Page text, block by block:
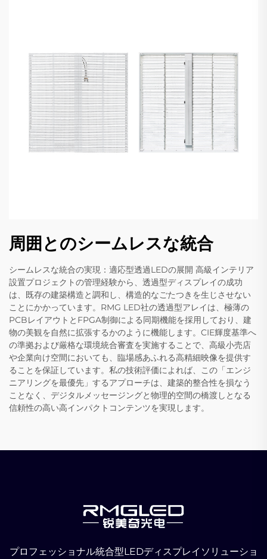
周囲とのシームレスな統合
シームレスな統合の実現：適応型透過LEDの展開 高級インテリア
設置プロジェクトの管理経験から、透過型ディスプレイの成功
は、既存の建築構造と調和し、構造的なごたつきを生じさせない
ことにかかっています。RMG LED社の透過型アレイは、極薄の
PCBレイアウトとFPGA制御による同期機能を採用しており、建
物の美観を自然に拡張するかのように機能します。CIE輝度基準へ
の準拠および厳格な環境統合審査を実施することで、高級小売店
や企業向け空間においても、臨場感あふれる高精細映像を提供す
ることを保証しています。私の技術評価によれば、この「エンジ
ニアリングを最優先」するアプローチは、建築的整合性を損なう
ことなく、デジタルメッセージングと物理的空間の橋渡しとなる
信頼性の高い高インパクトコンテンツを実現します。
プロフェッショナル統合型LEDディスプレイソリューショ